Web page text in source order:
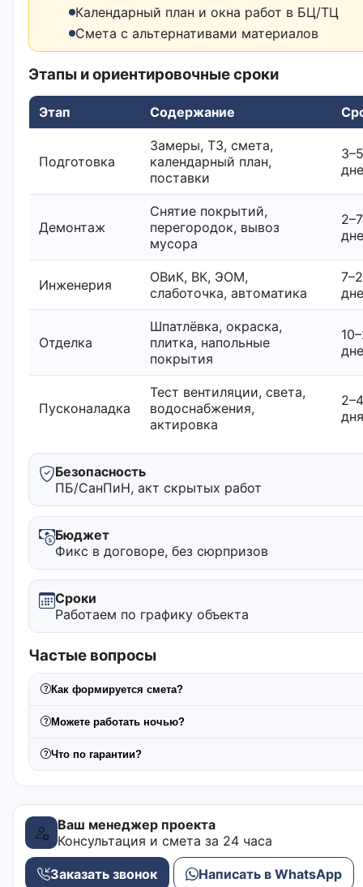
Календарный план и окна работ в БЦ/ТЦ
Смета с альтернативами материалов
Этапы и ориентировочные сроки
Этап Содержание
Подготовка
Замеры, ТЗ, смета,
календарный план,
поставки
3–5
Демонтаж
Снятие покрытий,
перегородок, вывоз
мусора
2–7
Инженерия
ОВиК, ВК, ЭОМ,
слаботочка, автоматика
Отделка
Шпатлёвка, окраска,
плитка, напольные
покрытия
Пусконаладка
Тест вентиляции, света,
водоснабжения,
актировка
2–4
дня
Безопасность
ПБ/СанПиН, акт скрытых работ
Бюджет
Фикс в договоре, без сюрпризов
Сроки
Работаем по графику объекта
Частые вопросы
Как формируется смета?
Можете работать ночью?
Что по гарантии?
Ваш менеджер проекта
Консультация и смета за 24 часа
Заказать звонок Написать в WhatsApp